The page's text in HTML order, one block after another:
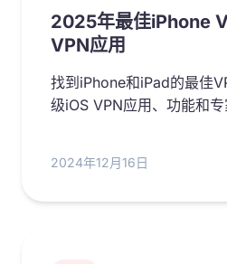
2025年最佳iPhone
VPN应用
找到iPhone和iPad的最佳
级iOS VPN应用、功能和专
2024年12月16日